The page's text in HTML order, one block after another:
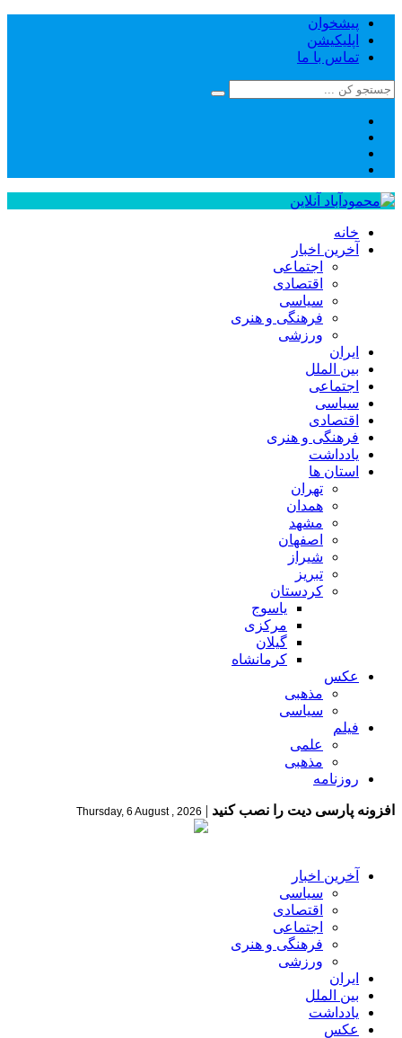
پیشخوان
اپلیکیشن
تماس با ما
خانه
آخرین اخبار
اجتماعی
اقتصادی
سیاسی
فرهنگی و هنری
ورزشی
ایران
بین الملل
اجتماعی
سیاسی
اقتصادی
فرهنگی و هنری
یادداشت
استان ها
تهران
همدان
مشهد
اصفهان
شیراز
تبریز
کردستان
یاسوج
مرکزی
گیلان
کرمانشاه
عکس
مذهبی
سیاسی
فیلم
علمی
مذهبی
روزنامه
افزونه پارسی دیت را نصب کنید |
Thursday, 6 August , 2026
آخرین اخبار
سیاسی
اقتصادی
اجتماعی
فرهنگی و هنری
ورزشی
ایران
بین الملل
یادداشت
عکس